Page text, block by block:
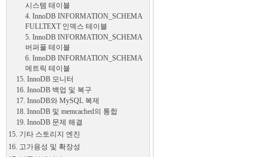
시스템 테이블
4. InnoDB INFORMATION_SCHEMA
FULLTEXT 인덱스 테이블
5. InnoDB INFORMATION_SCHEMA
버퍼풀 테이블
6. InnoDB INFORMATION_SCHEMA
메트릭 테이블
15. InnoDB 모니터
16. InnoDB 백업 및 복구
17. InnoDB와 MySQL 복제
18. InnoDB 및 memcached의 통합
19. InnoDB 문제 해결
15. 기타 스토리지 엔진
16. 고가용성 및 확장성